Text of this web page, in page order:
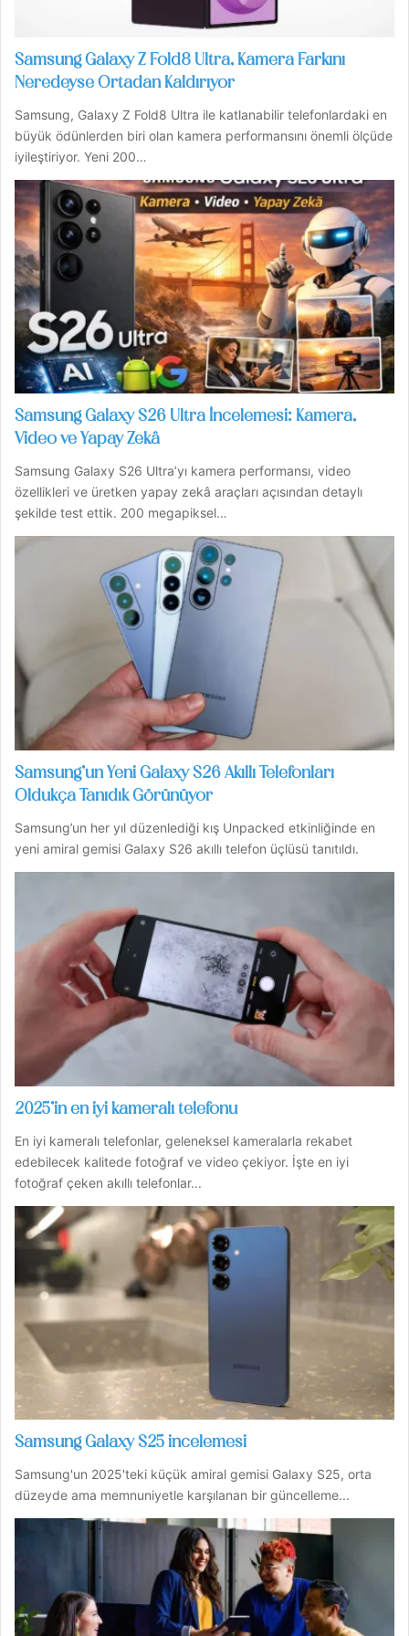
Samsung Galaxy Z Fold8 Ultra, Kamera Farkını
Neredeyse Ortadan Kaldırıyor
Samsung, Galaxy Z Fold8 Ultra ile katlanabilir telefonlardaki en
büyük ödünlerden biri olan kamera performansını önemli ölçüde
iyileştiriyor. Yeni 200…
Samsung Galaxy S26 Ultra İncelemesi: Kamera,
Video ve Yapay Zekâ
Samsung Galaxy S26 Ultra’yı kamera performansı, video
özellikleri ve üretken yapay zekâ araçları açısından detaylı
şekilde test ettik. 200 megapiksel…
Samsung’un Yeni Galaxy S26 Akıllı Telefonları
Oldukça Tanıdık Görünüyor
Samsung’un her yıl düzenlediği kış Unpacked etkinliğinde en
yeni amiral gemisi Galaxy S26 akıllı telefon üçlüsü tanıtıldı.
2025’in en iyi kameralı telefonu
En iyi kameralı telefonlar, geleneksel kameralarla rekabet
edebilecek kalitede fotoğraf ve video çekiyor. İşte en iyi
fotoğraf çeken akıllı telefonlar...
Samsung Galaxy S25 incelemesi
Samsung'un 2025'teki küçük amiral gemisi Galaxy S25, orta
düzeyde ama memnuniyetle karşılanan bir güncelleme...